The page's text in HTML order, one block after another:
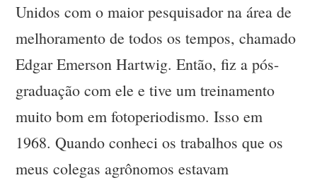
Unidos com o maior pesquisador na área de
melhoramento de todos os tempos, chamado
Edgar Emerson Hartwig. Então, fiz a pós-
graduação com ele e tive um treinamento
muito bom em fotoperiodismo. Isso em
1968. Quando conheci os trabalhos que os
meus colegas agrônomos estavam